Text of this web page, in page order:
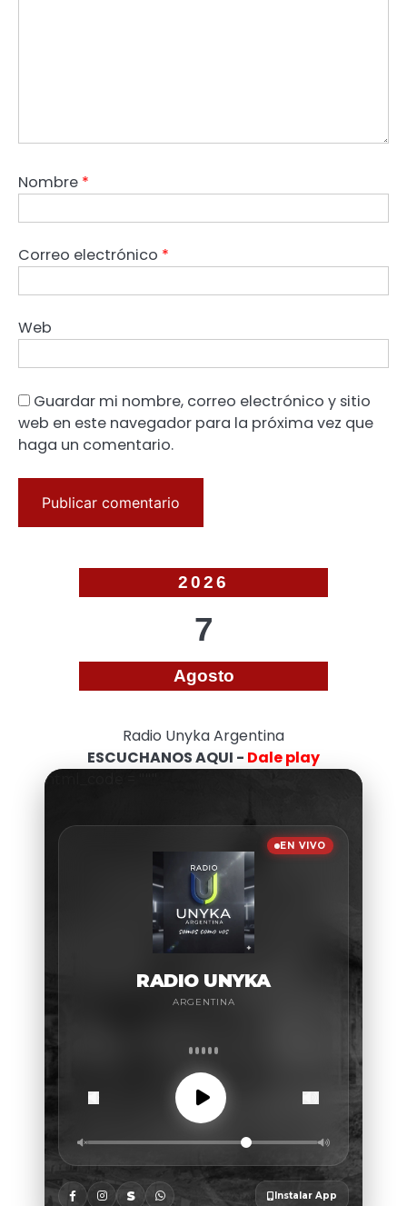
Nombre *
Correo electrónico *
Web
Guardar mi nombre, correo electrónico y sitio
web en este navegador para la próxima vez que
haga un comentario.
2026
7
Agosto
Radio Unyka Argentina
ESCUCHANOS AQUI - Dale play